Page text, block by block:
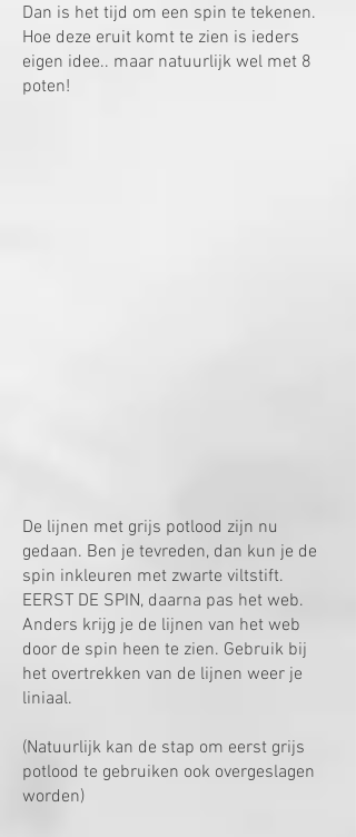
Dan is het tijd om een spin te tekenen.
Hoe deze eruit komt te zien is ieders
eigen idee.. maar natuurlijk wel met 8
poten!
De lijnen met grijs potlood zijn nu
gedaan. Ben je tevreden, dan kun je de
spin inkleuren met zwarte viltstift.
EERST DE SPIN, daarna pas het web.
Anders krijg je de lijnen van het web
door de spin heen te zien. Gebruik bij
het overtrekken van de lijnen weer je
liniaal.
(Natuurlijk kan de stap om eerst grijs
potlood te gebruiken ook overgeslagen
worden)